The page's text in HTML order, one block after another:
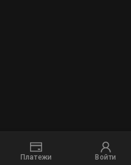
Платежи Войти